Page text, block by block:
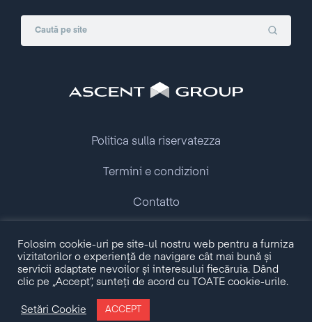
Copyright © 2009 - 2026 Ascent Group.
All rights reserved.
Politica sulla riservatezza
Termini e condizioni
Contatto
Folosim cookie-uri pe site-ul nostru web pentru a furniza
vizitatorilor o experiență de navigare cât mai bună și
servicii adaptate nevoilor și interesului fiecăruia. Dând
clic pe „Accept”, sunteți de acord cu TOATE cookie-urile.
Setări Cookie ACCEPT